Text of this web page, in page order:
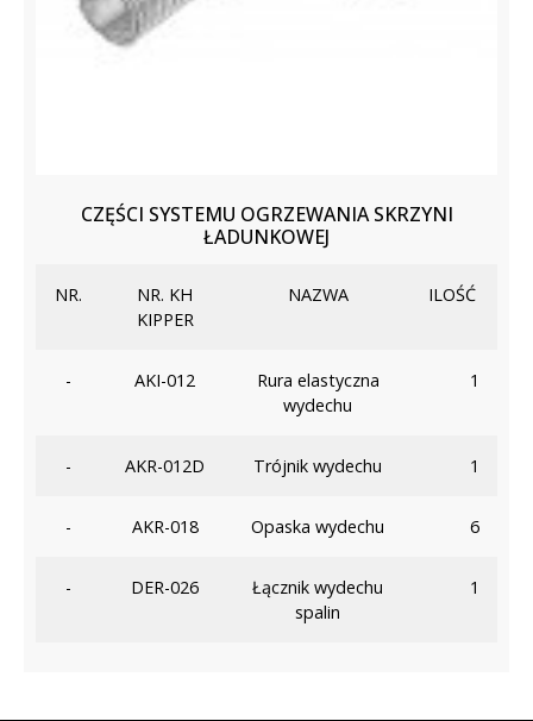
CZĘŚCI SYSTEMU OGRZEWANIA SKRZYNI
ŁADUNKOWEJ
NR.
NR. KH
KIPPER
NAZWA ILOŚĆ
- AKI-012
Rura elastyczna
wydechu
1
- AKR-012D Trójnik wydechu 1
- AKR-018 Opaska wydechu 6
- DER-026
Łącznik wydechu
spalin
1